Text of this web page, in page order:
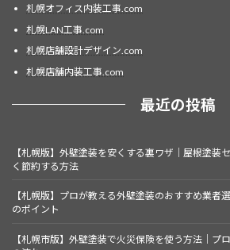
札幌オフィス内装工事.com
札幌LAN工事.com
札幌店舗設計デザイン.com
札幌店舗内装工事.com
最近の投稿
【札幌版】外壁塗装を安くする裏ワザ｜屋根塗装
く節約する方法
【札幌版】プロが教える外壁塗装のおすすめ業者
のポイント
【札幌市版】外壁塗装で火災保険を使う方法｜プ